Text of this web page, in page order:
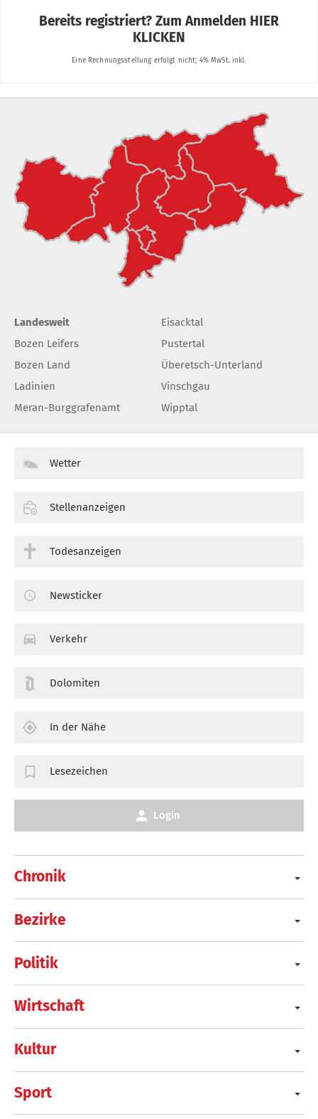
Landesweit
Bozen Leifers
Bozen Land
Ladinien
Meran-Burggrafenamt
Eisacktal
Pustertal
Überetsch-Unterland
Vinschgau
Wipptal
Chronik
Bezirke
Politik
Wirtschaft
Kultur
Sport
Wetter
Stellenanzeigen
Todesanzeigen
Newsticker
Verkehr
Dolomiten
In der Nähe
Lesezeichen
Login